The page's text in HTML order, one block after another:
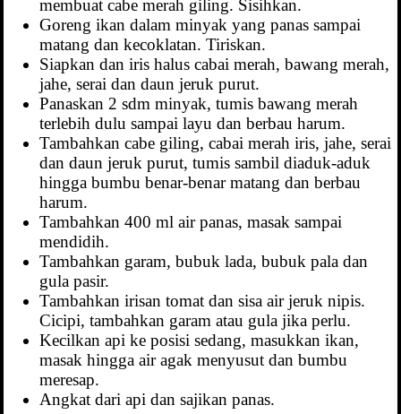
membuat cabe merah giling. Sisihkan.
Goreng ikan dalam minyak yang panas sampai
matang dan kecoklatan. Tiriskan.
Siapkan dan iris halus cabai merah, bawang merah,
jahe, serai dan daun jeruk purut.
Panaskan 2 sdm minyak, tumis bawang merah
terlebih dulu sampai layu dan berbau harum.
Tambahkan cabe giling, cabai merah iris, jahe, serai
dan daun jeruk purut, tumis sambil diaduk-aduk
hingga bumbu benar-benar matang dan berbau
harum.
Tambahkan 400 ml air panas, masak sampai
mendidih.
Tambahkan garam, bubuk lada, bubuk pala dan
gula pasir.
Tambahkan irisan tomat dan sisa air jeruk nipis.
Cicipi, tambahkan garam atau gula jika perlu.
Kecilkan api ke posisi sedang, masukkan ikan,
masak hingga air agak menyusut dan bumbu
meresap.
Angkat dari api dan sajikan panas.